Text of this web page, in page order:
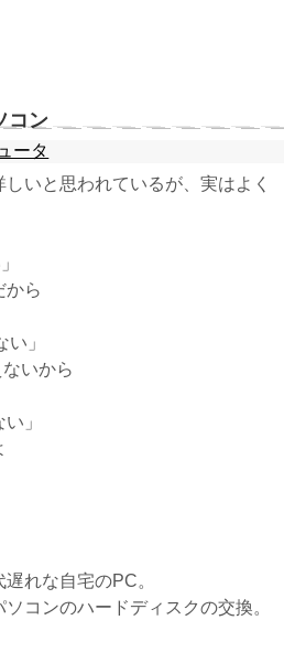
コン
ータ
いと思われているが、実はよく
から
」
いから
」
れな自宅のPC。
コンのハードディスクの交換。